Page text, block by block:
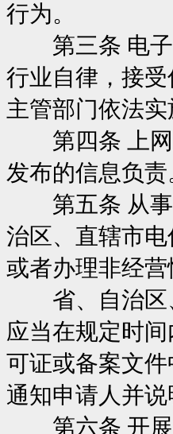
行为。
第三条 电子
行业自律，接
主管部门依法实
第四条 上网
发布的信息负责
第五条 从事
治区、直辖市
或者办理非经
省、自治区、
应当在规定时
可证或备案文
通知申请人并说
第六条 开展